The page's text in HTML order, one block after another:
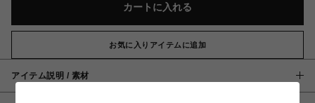
カートに入れる
お気に入りアイテムに追加
アイテム説明 / 素材